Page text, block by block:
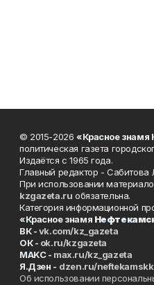
© 2015-2026 «Красное
политическая газета
Издаётся с 1965 года.
Главный редактор -
При использовании
kzgazeta.ru обязательна.
Категория информационной
«Красное знамя
ВК -vk.com/kz_gazeta
ОК - ok.ru/kzgazeta
MAKC - max.ru/kz_gazeta
Я.Дзен - dzen.ru/
Об использовании